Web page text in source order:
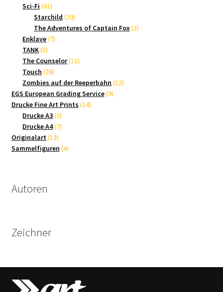
Sci-Fi 6161
Produkte
Starchild 2929
Produkte
The Adventures of Captain Fox 33
Enklave 77
TANK 55
Produkte
The Counselor 1111
Touch 2626
Produkte
Zombies auf der Reeperbahn 1212
EGS European Grading Service 99
Drucke Fine Art Prints 1414
Drucke A3 33
Produkte
Drucke A4 77
Originalart 1313
Produkte
Sammelfiguren 44
Autoren
Zeichner